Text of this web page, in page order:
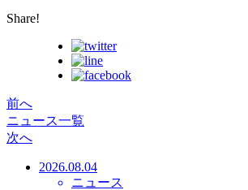
Share!
前へ
ニュース一覧
次へ
2026.08.04
ニュース